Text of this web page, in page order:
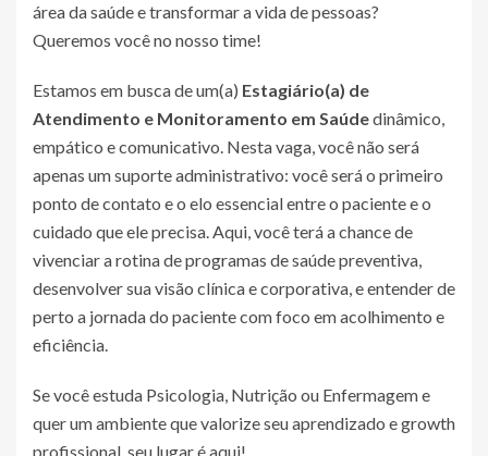
área da saúde e transformar a vida de pessoas?
Queremos você no nosso time!
Estamos em busca de um(a) Estagiário(a) de
Atendimento e Monitoramento em Saúdedinâmico,
empático e comunicativo. Nesta vaga, você não será
apenas um suporte administrativo: você será o primeiro
ponto de contato e o elo essencial entre o paciente e o
cuidado que ele precisa. Aqui, você terá a chance de
vivenciar a rotina de programas de saúde preventiva,
desenvolver sua visão clínica e corporativa, e entender de
perto a jornada do paciente com foco em acolhimento e
eficiência.
Se você estuda Psicologia, Nutrição ou Enfermagem e
quer um ambiente que valorize seu aprendizado e growth
profissional, seu lugar é aqui!